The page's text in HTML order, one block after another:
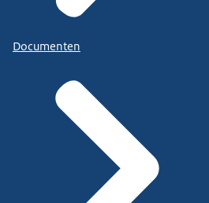
Documenten